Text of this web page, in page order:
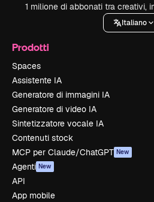
1 milione di abbonati tra creativi,
Italiano
Prodotti
Spaces
Assistente IA
Generatore di immagini IA
Generatore di video IA
Sintetizzatore vocale IA
Contenuti stock
MCP per Claude/ChatGPT New
Agenti New
API
App mobile